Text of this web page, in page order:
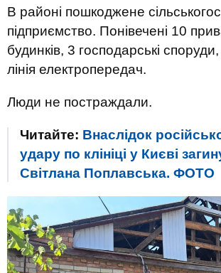
В районі пошкоджене
підприємство. Понівечені 10
будинків, 3 господарські
лінія електропередач.
Люди не постраждали.
Читайте: Внаслідок
удару по клініці у Києві
Світлана Поплавська. ФОТО